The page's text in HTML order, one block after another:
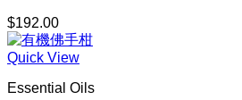
$192.00
Quick View
Essential Oils